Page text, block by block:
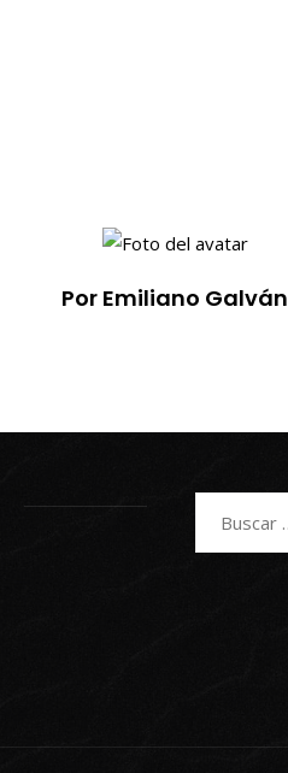
Por Emiliano Galván